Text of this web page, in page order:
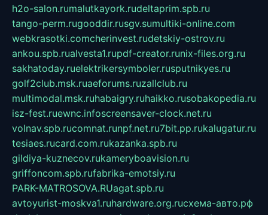
h2o-salon.rumalutkayork.rudeltaprim.spb.ru
tango-perm.rugooddir.rusgv.sumultiki-online.com
webkrasotki.comcherinvest.rudetskiy-ostrov.ru
ankou.spb.rualvesta1.rupdf-creator.runix-files.org.ru
sakhatoday.ruelektrikersymboler.rusputnikyes.ru
golf2club.msk.ruaeforums.ruzallclub.ru
multimodal.msk.ruhabaigry.ruhaikko.rusobakopedia.ru
isz-fest.ruewnc.infoscreensaver-clock.net.ru
volnav.spb.rucomnat.runpf.net.ru7bit.pp.rukalugatur.ru
tesiaes.rucard.com.rukazanka.spb.ru
gildiya-kuznecov.rukameryboavision.ru
griffoncom.spb.rufabrika-emotsiy.ru
PARK-MATROSOVA.RUagat.spb.ru
avtoyurist-moskva1.ruhardware.org.ruсхема-авто.рф